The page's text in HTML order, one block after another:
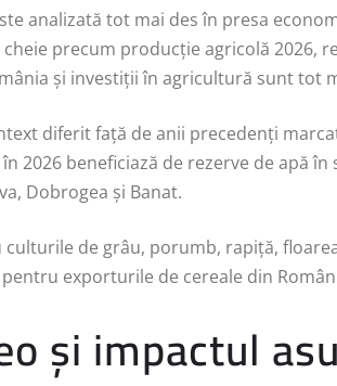
analizată tot mai des în presa
precum producție agricolă 2026,
și investiții în agricultură sunt tot
diferit față de anii precedenți
2026 beneficiază de rezerve de apă
Dobrogea și Banat.
de grâu, porumb, rapiță,
exporturile de cereale din
și impactul